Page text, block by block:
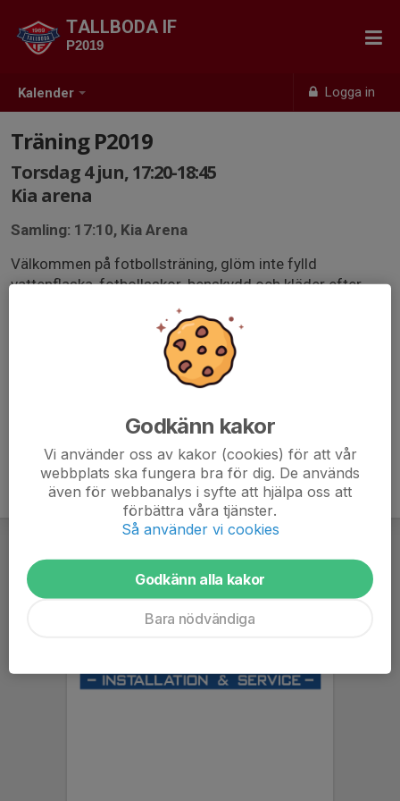
Kalender Logga in
TALLBODA IF
P2019
Träning P2019
Torsdag 4 jun, 17:20-18:45
Kia arena
Samling: 17:10, Kia Arena
Välkommen på fotbollsträning, glöm inte fylld
vattenflaska, fotbollsskor, benskydd och kläder efter
Godkänn kakor
Vi använder oss av kakor (cookies) för att vår
webbplats ska fungera bra för dig. De används
även för webbanalys i syfte att hjälpa oss att
förbättra våra tjänster.
Så använder vi cookies
Godkänn alla kakor
Bara nödvändiga